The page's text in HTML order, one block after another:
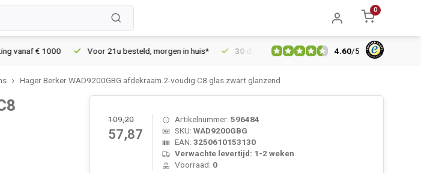
0
€ 1000 Voor 21u besteld, morgen in huis* 30 dagen retourrecht Vertrouwd online sinds
4.60/5
Hager Berker WAD9200GBG afdekraam 2-voudig C8 glas zwart glanzend
109,20
57,87
Artikelnummer: 596484
SKU: WAD9200GBG
EAN: 3250610153130
Verwachte levertijd: 1-2 weken
Voorraad: 0